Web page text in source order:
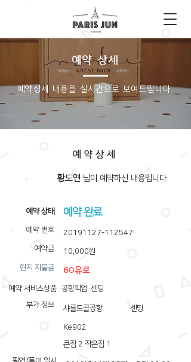
예약 상세
​예약상세 내용을 실시간으로 보여드립니다.
예약상세
황도연 ​님이 예약하신 내용입니다.
​예약 상태
예약 번호
예약금
​현지 지불금
부가 정보
예약 서비스상품
예약 완료
20191127-112547
10,000원
60유로
공항픽업·센딩
샤를드골공항 센딩
Ke902
큰짐 2 작은짐 1